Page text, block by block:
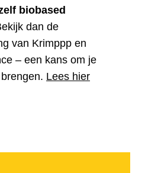
biobased
dan de
van Krimppp en
– een kans om je
Lees hier